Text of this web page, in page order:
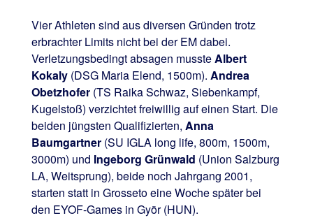
Vier Athleten sind aus diversen Gründen trotz
erbrachter Limits nicht bei der EM dabei.
Verletzungsbedingt absagen mussteAlbert
Kokaly (DSG Maria Elend, 1500m). Andrea
Obetzhofer(TS Raika Schwaz, Siebenkampf,
Kugelstoß) verzichtet freiwillig auf einen Start. Die
beiden jüngsten Qualifizierten, Anna
Baumgartner(SU IGLA long life, 800m, 1500m,
3000m) und Ingeborg Grünwald (Union Salzburg
LA, Weitsprung), beide noch Jahrgang 2001,
starten statt in Grosseto eine Woche später bei
den EYOF-Games in Györ (HUN).